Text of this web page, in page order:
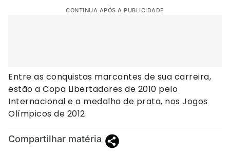
CONTINUA APÓS A PUBLICIDADE
Entre as conquistas marcantes de sua carreira,
estão a Copa Libertadores de 2010 pelo
Internacional e a medalha de prata, nos Jogos
Olímpicos de 2012.
Compartilhar matéria